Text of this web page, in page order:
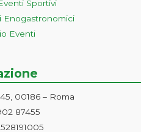
Sportivi
Enogastronomici
Eventi
00186 – Roma
87455